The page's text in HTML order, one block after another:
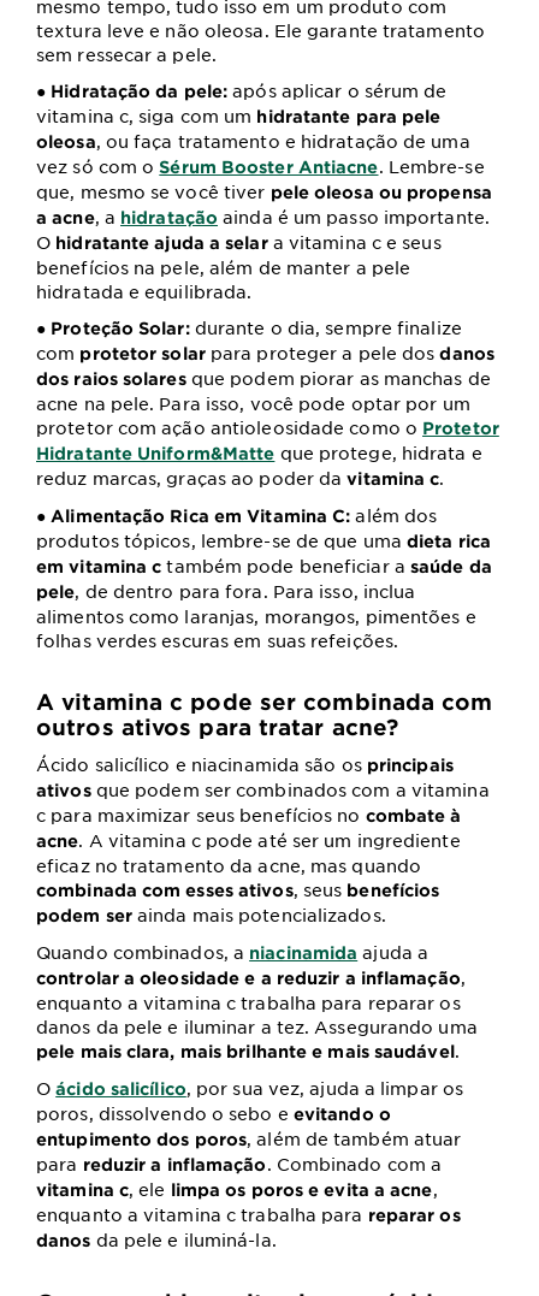
mesmo tempo, tudo isso em um produto com
textura leve e não oleosa. Ele garante tratamento
sem ressecar a pele.
● Hidratação da pele: após aplicar o sérum de
vitamina c, siga com um hidratante para pele
oleosa, ou faça tratamento e hidratação de uma
vez só com oSérum Booster Antiacne. Lembre-se
que, mesmo se você tiver pele oleosa ou propensa
a acne, a hidratação ainda é um passo importante.
O hidratante ajuda a selara vitamina c e seus
benefícios na pele, além de manter a pele
hidratada e equilibrada.
● Proteção Solar:durante o dia, sempre finalize
com protetor solarpara proteger a pele dosdanos
dos raios solaresque podem piorar as manchas de
acne na pele. Para isso, você pode optar por um
protetor com ação antioleosidade como o Protetor
Hidratante Uniform&Matte que protege, hidrata e
reduz marcas, graças ao poder davitamina c.
● Alimentação Rica em Vitamina C: além dos
produtos tópicos, lembre-se de que uma dieta rica
em vitamina c também pode beneficiar a saúde da
pele, de dentro para fora. Para isso, inclua
alimentos como laranjas, morangos, pimentões e
folhas verdes escuras em suas refeições.
A vitamina c pode ser combinada com
outros ativos para tratar acne?
Ácido salicílico e niacinamida são os principais
ativosque podem ser combinados com a vitamina
c para maximizar seus benefícios no combate à
acne. A vitamina c pode até ser um ingrediente
eficaz no tratamento da acne, mas quando
combinada com esses ativos, seus benefícios
podem serainda mais potencializados.
Quando combinados, a niacinamida ajuda a
controlar a oleosidade e a reduzir a inflamação,
enquanto a vitamina c trabalha para reparar os
danos da pele e iluminar a tez. Assegurando uma
pele mais clara, mais brilhante e mais saudável.
Oácido salicílico, por sua vez, ajuda a limpar os
poros, dissolvendo o sebo e evitando o
entupimento dos poros, além de também atuar
para reduzir a inflamação. Combinado com a
vitamina c, ele limpa os poros e evita a acne,
enquanto a vitamina c trabalha para reparar os
danos da pele e iluminá-la.